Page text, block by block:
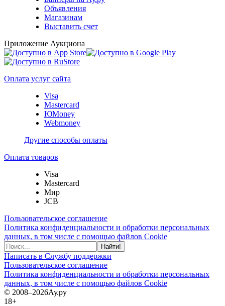
Объявления
Магазинам
Выставить счет
Приложение Аукциона
Оплата услуг сайта
Visa
Mastercard
ЮMoney
Webmoney
Другие способы оплаты
Оплата товаров
Visa
Mastercard
Мир
JCB
Пользовательское соглашение
Политика конфиденциальности и обработки персональных
данных, в том числе с помощью файлов Cookie
Найти!
Написать в Службу поддержки
Пользовательское соглашение
Политика конфиденциальности и обработки персональных
данных, в том числе с помощью файлов Cookie
© 2008–2026Ау.ру
18+